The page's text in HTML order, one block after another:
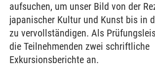
aufsuchen, um unser Bild von der
japanischer Kultur und Kunst bis in
zu vervollständigen. Als
die Teilnehmenden zwei schriftliche
Exkursionsberichte an.